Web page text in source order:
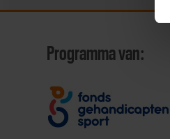
Programma van: